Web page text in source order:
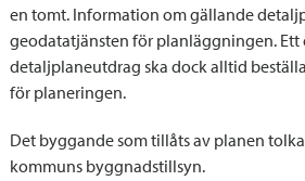
en tomt. Information om gällande
geodatatjänsten för planläggningen.
detaljplaneutdrag ska dock alltid
för planeringen.
Det byggande som tillåts av planen
kommuns byggnadstillsyn.